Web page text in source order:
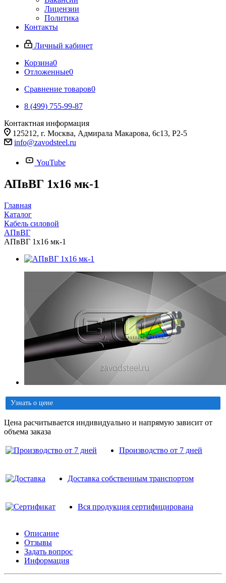
Лицензии
Политика
Контакты
Личный кабинет
Корзина0
Отложенные0
Сравнение товаров0
8 (499) 755-99-87
Контактная информация
125212, г. Москва, Адмирала Макарова, 6с13, Р2-5
info@zavodsteel.ru
YouTube
АПвВГ 1х16 мк-1
Главная
Каталог
Кабель силовой
АПвВГ
АПвВГ 1х16 мк-1
Узнать о цене
Цена расчитывается индивидуально и напрямую зависит от
объема заказа
Производство от 7 дней
Доставка собственным транспортом
Вся продукция сертифицирована
Описание
Отзывы
Задать вопрос
Информация